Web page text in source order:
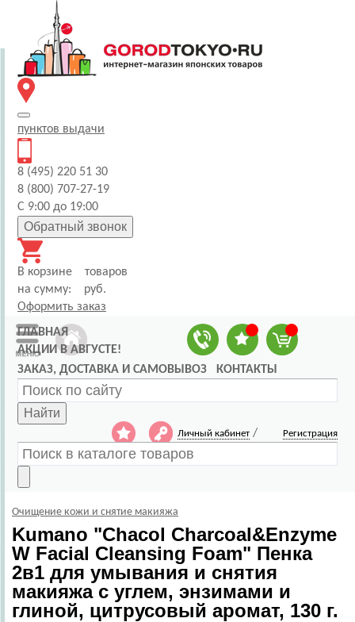
пунктов выдачи
8 (495) 220 51 30
8 (800) 707-27-19
С 9:00 до 19:00
Обратный звонок
В корзине
товаров
на сумму:
руб.
Оформить заказ
ГЛАВНАЯ
АКЦИИ В АВГУСТЕ!
ЗАКАЗ, ДОСТАВКА И САМОВЫВОЗ
КОНТАКТЫ
Найти
Личный кабинет / Регистрация
Очищение кожи и снятие макияжа
Kumano "Chacol Charcoal&Enzyme
W Facial Cleansing Foam" Пенка
2в1 для умывания и снятия
макияжа с углем, энзимами и
глиной, цитрусовый аромат, 130 г.